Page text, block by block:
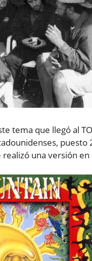
tema que llegó al
una versión